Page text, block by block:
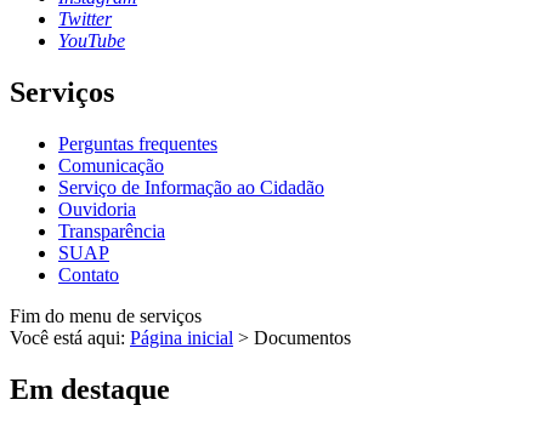
Twitter
YouTube
Serviços
Perguntas frequentes
Comunicação
Serviço de Informação ao Cidadão
Ouvidoria
Transparência
SUAP
Contato
Fim do menu de serviços
Você está aqui: Página inicial > Documentos
Em destaque